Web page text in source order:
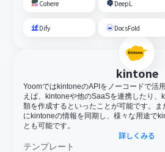
Cohere DeepL
Dify DocsFold
kintone
YoomではkintoneのAPIをノーコードで活
えば、kintoneや他のSaaSを連携したり
類を作成するといったことが可能です。
にkintoneの情報を同期し、様々な用途で
とも可能です。
詳しくみる
テンプレート